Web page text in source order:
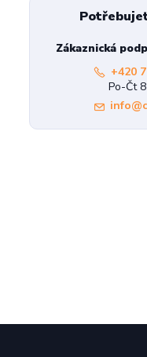
Zákaznická
+420
Po-Čt